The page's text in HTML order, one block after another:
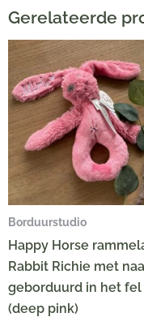
Gerelateerde
Borduurstudio
Happy Horse
Rabbit Richie met
geborduurd in het fel
(deep pink)